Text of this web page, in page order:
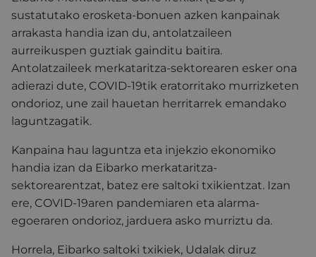
sustatutako erosketa-bonuen azken kanpainak
arrakasta handia izan du, antolatzaileen
aurreikuspen guztiak gainditu baitira.
Antolatzaileek merkataritza-sektorearen esker ona
adierazi dute, COVID-19tik eratorritako murrizketen
ondorioz, une zail hauetan herritarrek emandako
laguntzagatik.
Kanpaina hau laguntza eta injekzio ekonomiko
handia izan da Eibarko merkataritza-
sektorearentzat, batez ere saltoki txikientzat. Izan
ere, COVID-19aren pandemiaren eta alarma-
egoeraren ondorioz, jarduera asko murriztu da.
Horrela, Eibarko saltoki txikiek, Udalak diruz